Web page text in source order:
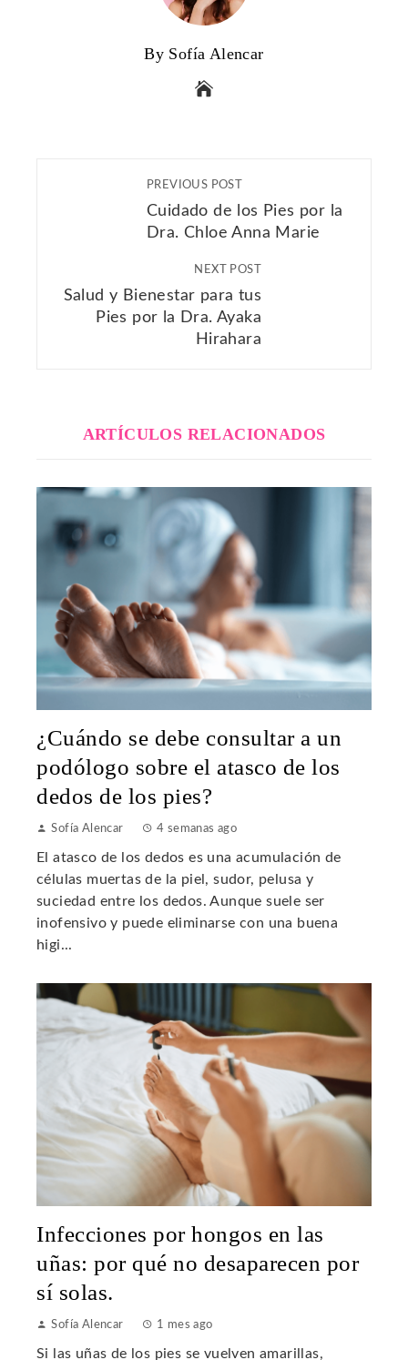
By Sofía Alencar
PREVIOUS POST
Cuidado de los Pies por la
Dra. Chloe Anna Marie
NEXT POST
Salud y Bienestar para tus
Pies por la Dra. Ayaka
Hirahara
ARTÍCULOS RELACIONADOS
¿Cuándo se debe consultar a un
podólogo sobre el atasco de los
dedos de los pies?
Sofía Alencar 4 semanas ago
El atasco de los dedos es una acumulación de
células muertas de la piel, sudor, pelusa y
suciedad entre los dedos. Aunque suele ser
inofensivo y puede eliminarse con una buena
higi...
Infecciones por hongos en las
uñas: por qué no desaparecen por
sí solas.
Sofía Alencar 1 mes ago
Si las uñas de los pies se vuelven amarillas,